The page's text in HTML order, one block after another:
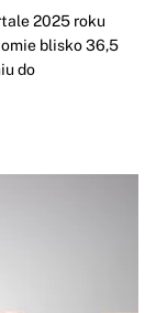
2025 roku
blisko 36,5
do